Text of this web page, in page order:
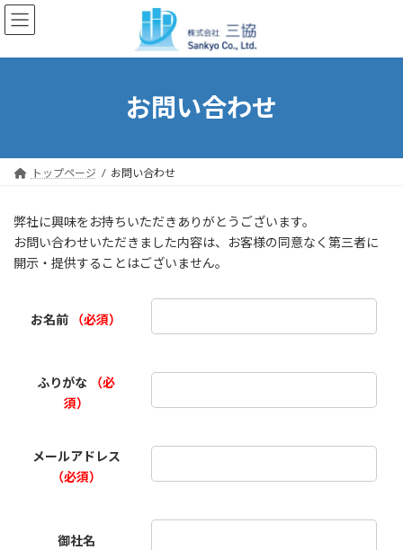
コ
ン
ン
ナ
ビ
ー
お問い合わせ
トップページ お問い合わせ
弊社に興味をお持ちいただきありがとうございます。
お問い合わせいただきました内容は、お客様の同意なく第三者に
開示・提供することはございません。
お名前 （必須）
ふりがな
（必
須）
メールアドレス
（必須）
御社名